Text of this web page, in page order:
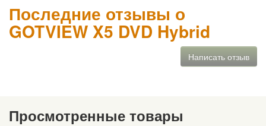
Последние отзывы о
GOTVIEW X5 DVD Hybrid
Написать отзыв
Просмотренные товары